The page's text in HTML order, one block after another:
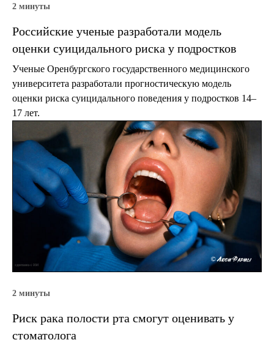
2 минуты
Российские ученые разработали модель
оценки суицидального риска у подростков
Ученые Оренбургского государственного медицинского
университета разработали прогностическую модель
оценки риска суицидального поведения у подростков 14–
17 лет.
2 минуты
Риск рака полости рта смогут оценивать у
стоматолога